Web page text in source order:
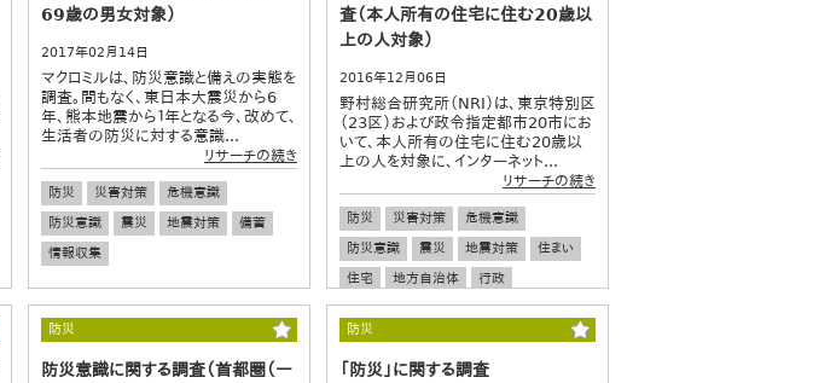
69歳の男女対象）
2017年02月14日
マクロミルは、防災意識と備えの実態を
調査。間もなく、東日本大震災から6
年、熊本地震から１年となる今、改めて、
生活者の防災に対する意識...
リサーチの続き
防災 災害対策
危機意識
防災意識
震災 地震対策
備蓄
情報収集
査（本人所有の住宅に住む20歳以
上の人対象）
2016年12月06日
野村総合研究所（NRI）は、東京特別区
（23区）および政令指定都市20市にお
いて、本人所有の住宅に住む20歳以
上の人を対象に、インターネット...
リサーチの続き
防災 災害対策
危機意識
防災意識
震災 地震対策
住まい
住宅
地方自治体 行政
防災
防災意識に関する調査（首都圏（一
防災
「防災」に関する調査